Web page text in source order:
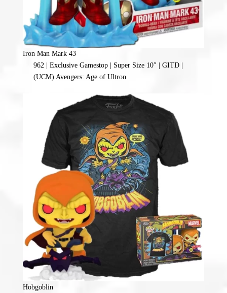
Iron Man Mark 43
962 | Exclusive Gamestop | Super Size 10″ | GITD |
(UCM) Avengers: Age of Ultron
Hobgoblin